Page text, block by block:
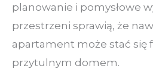
planowanie i pomysłowe
przestrzeni sprawią, że
apartament może stać się
przytulnym domem.